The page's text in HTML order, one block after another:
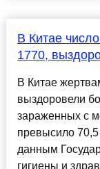
В Китае
1770,
В Китае
выздоровели
зараженных с
превысило
данным
гигиены и